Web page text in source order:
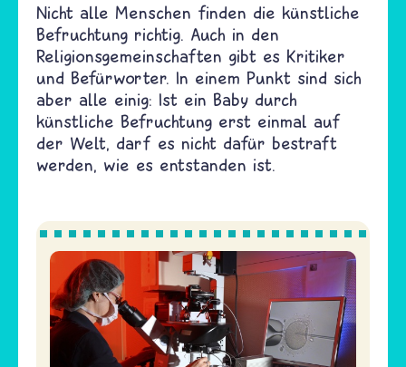
Nicht alle Menschen finden die künstliche
Befruchtung richtig. Auch in den
Religionsgemeinschaften gibt es Kritiker
und Befürworter. In einem Punkt sind sich
aber alle einig: Ist ein Baby durch
künstliche Befruchtung erst einmal auf
der Welt, darf es nicht dafür bestraft
werden, wie es entstanden ist.